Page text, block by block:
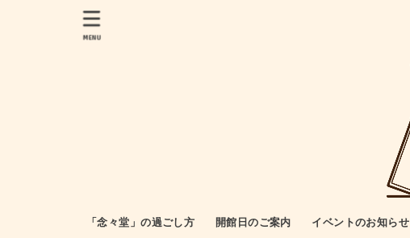
「念々堂」の過ごし方 開館日のご案内 イベントのお知らせ
MENU